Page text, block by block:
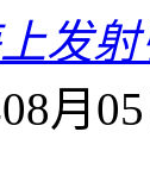
发
月